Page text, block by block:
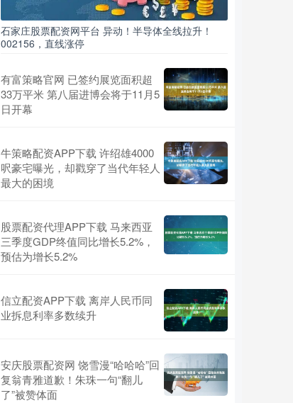
石家庄股票配资网平台 异动！半导体全线拉升！
002156，直线涨停
有富策略官网 已签约展览面积超
33万平米 第八届进博会将于11月5
日开幕
牛策略配资APP下载 许绍雄4000
呎豪宅曝光，却戳穿了当代年轻人
最大的困境
股票配资代理APP下载 马来西亚
三季度GDP终值同比增长5.2%，
预估为增长5.2%
信立配资APP下载 离岸人民币同
业拆息利率多数续升
安庆股票配资网 饶雪漫“哈哈哈”回
复翁青雅道歉！朱珠一句“翻儿
了”被赞体面